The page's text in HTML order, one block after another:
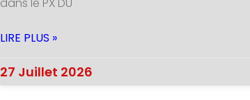
LIRE PLUS »
27 Juillet 2026